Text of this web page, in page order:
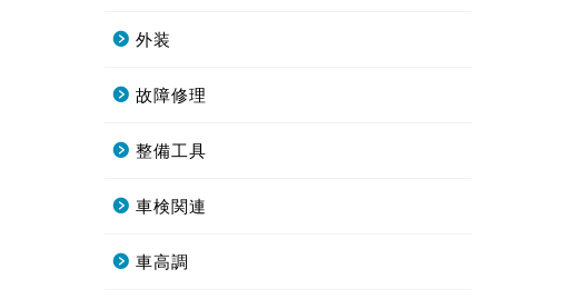
外装
故障修理
整備工具
車検関連
車高調